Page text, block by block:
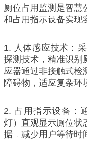
厕位占用监测是智慧
和占用指示设备实现
1. 人体感应技术：
探测技术，精准识别
应器通过非接触式检
障碍物，适应复杂环
2. 占用指示设备：
灯）直观显示厕位状
据，减少用户等待时